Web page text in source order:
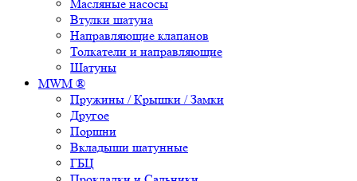
Масляные насосы
Втулки шатуна
Направляющие клапанов
Толкатели и направляющие
Шатуны
MWM ®
Пружины / Крышки / Замки
Другое
Поршни
Вкладыши шатунные
ГБЦ